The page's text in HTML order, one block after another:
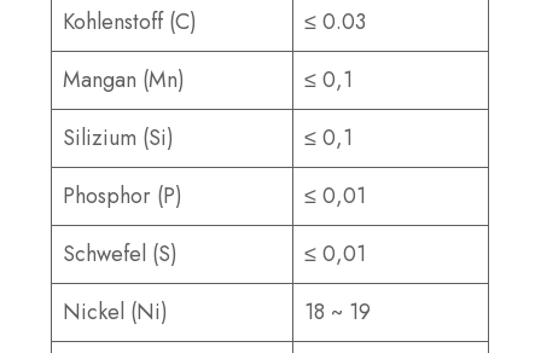
Kohlenstoff (C)
≤ 0.03
Mangan (Mn)
≤ 0,1
Silizium (Si)
≤ 0,1
Phosphor (P)
≤ 0,01
Schwefel (S)
≤ 0,01
Nickel (Ni)
18 ~ 19